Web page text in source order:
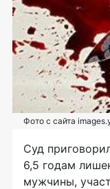
Фото с сайта
Суд
6,5 годам
мужчины,